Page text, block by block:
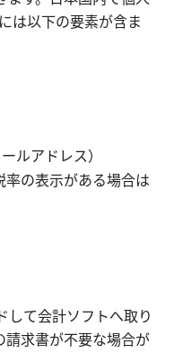
は以下の要素が含ま
ルアドレス）
率の表示がある場合は
して会計ソフトへ取り
請求書が不要な場合が